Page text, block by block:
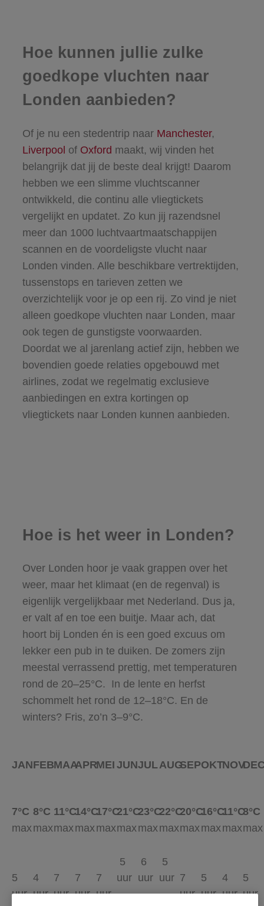
Hoe kunnen jullie zulke
goedkope vluchten naar
Londen aanbieden?
Of je nu een stedentrip naar Manchester,
Liverpool of Oxford maakt, wij vinden het
belangrijk dat jij de beste deal krijgt! Daarom
hebben we een slimme vluchtscanner
ontwikkeld, die continu alle vliegtickets
vergelijkt en updatet. Zo kun jij razendsnel
meer dan 1000 luchtvaartmaatschappijen
scannen en de voordeligste vlucht naar
Londen vinden. Alle beschikbare vertrektijden,
tussenstops en tarieven zetten we
overzichtelijk voor je op een rij. Zo vind je niet
alleen goedkope vluchten naar Londen, maar
ook tegen de gunstigste voorwaarden.
Doordat we al jarenlang actief zijn, hebben we
bovendien goede relaties opgebouwd met
airlines, zodat we regelmatig exclusieve
aanbiedingen en extra kortingen op
vliegtickets naar Londen kunnen aanbieden.
Hoe is het weer in Londen?
Over Londen hoor je vaak grappen over het
weer, maar het klimaat (en de regenval) is
eigenlijk vergelijkbaar met Nederland. Dus ja,
er valt af en toe een buitje. Maar ach, dat
hoort bij Londen én is een goed excuus om
lekker een pub in te duiken. De zomers zijn
meestal verrassend prettig, met temperaturen
rond de 20–25°C. In de lente en herfst
schommelt het rond de 12–18°C. En de
winters? Fris, zo’n 3–9°C.
JAN
7°C
max
5
uur
FEB
8°C
max
4
uur
MAA
11°C
max
7
uur
APR
14°C
max
7
uur
MEI
17°C
max
7
uur
JUN
21°C
max
5
uur
JUL
23°C
max
6
uur
AUG
22°C
max
5
uur
SEP
20°C
max
7
uur
OKT
16°C
max
5
uur
NOV
11°C
max
4
uur
8°C
max
5
uur